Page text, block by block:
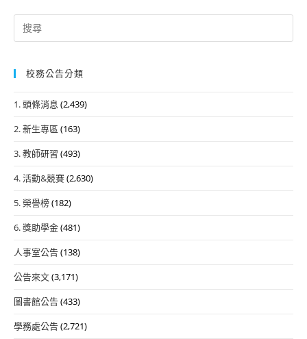
Search
for:
校務公告分類
1. 頭條消息 (2,439)
2. 新生專區 (163)
3. 教師研習 (493)
4. 活動&競賽(2,630)
5. 榮譽榜(182)
6. 獎助學金(481)
人事室公告(138)
公告來文(3,171)
圖書館公告(433)
學務處公告(2,721)